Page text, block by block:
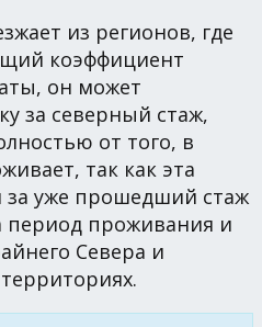
из регионов, где
коэффициент
он может
за северный стаж,
от того, в
так как эта
за уже прошедший стаж
проживания и
Севера и